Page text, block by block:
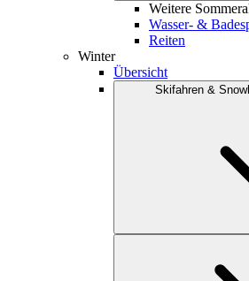
Weitere
Wasser- &
Reiten
Winter
Übersicht
Skifahren &